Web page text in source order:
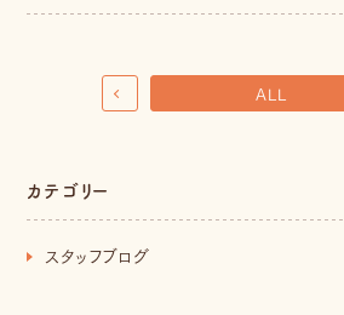
カテゴリー
スタッフブログ
ALL